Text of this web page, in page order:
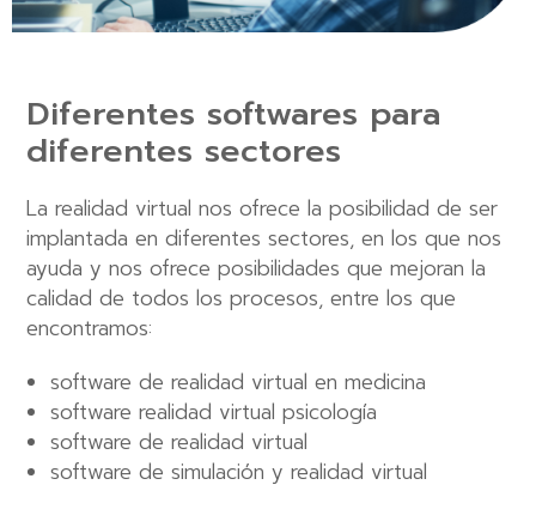
Diferentes softwares para
diferentes sectores
La realidad virtual nos ofrece la posibilidad de ser
implantada en diferentes sectores, en los que nos
ayuda y nos ofrece posibilidades que mejoran la
calidad de todos los procesos, entre los que
encontramos:
software de realidad virtual en medicina
software realidad virtual psicología
software de realidad virtual
software de simulación y realidad virtual